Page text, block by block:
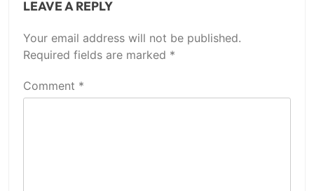
LEAVE A REPLY
Your email address will not be published.
Required fields are marked *
Comment *